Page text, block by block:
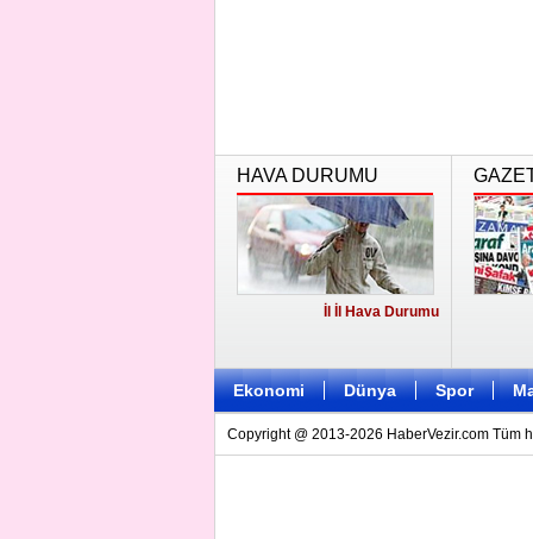
HAVA DURUMU
İl İl Hava Durumu
Ekonomi Dünya Spor
Copyright @ 2013-2026 HaberVezir.com Tüm